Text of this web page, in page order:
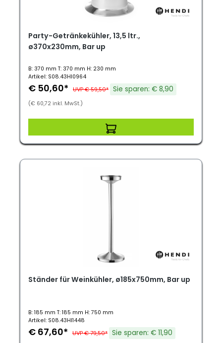
Party-Getränkekühler, 13,5 ltr.,
ø370x230mm, Bar up
B: 370 mm T: 370 mm H: 230 mm
Artikel: S08.43HI0964
€ 50,60* UVP € 59,50* Sie sparen: € 8,90
(€ 60,72 inkl. MwSt.)
Ständer für Weinkühler, ø185x750mm, Bar up
B: 185 mm T: 185 mm H: 750 mm
Artikel: S08.43HI1448
€ 67,60* UVP € 79,50* Sie sparen: € 11,90